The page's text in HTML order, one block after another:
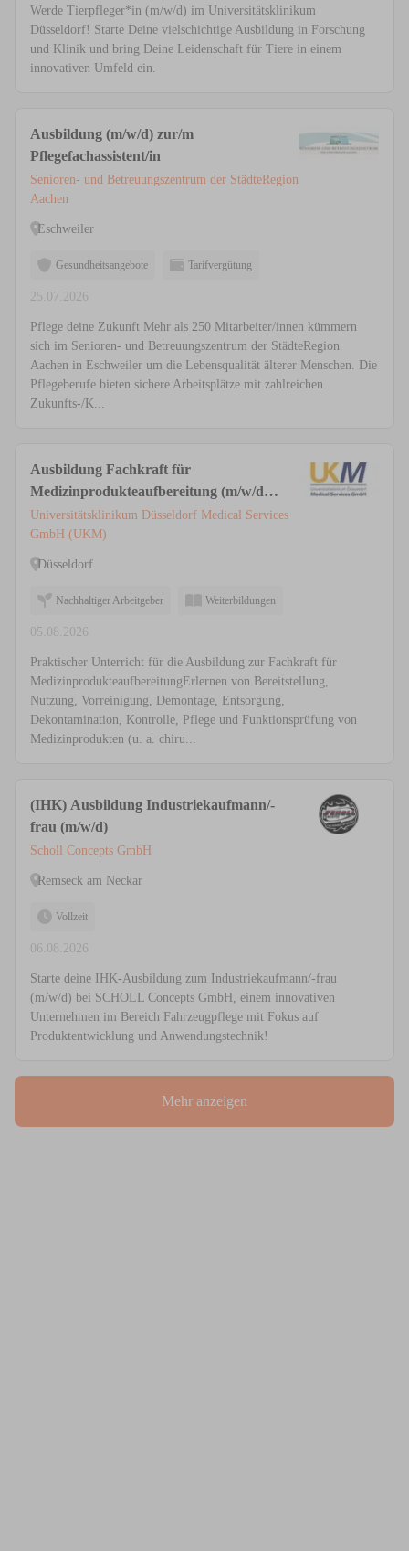
Werde Tierpfleger*in (m/w/d) im Universitätsklinikum
Düsseldorf! Starte Deine vielschichtige Ausbildung in Forschung
und Klinik und bring Deine Leidenschaft für Tiere in einem
innovativen Umfeld ein.
Ausbildung (m/w/d) zur/m
Pflegefachassistent/in
Senioren- und Betreuungszentrum der StädteRegion
Aachen
Eschweiler
Gesundheitsangebote Tarifvergütung
25.07.2026
Pflege deine Zukunft Mehr als 250 Mitarbeiter/innen kümmern
sich im Senioren- und Betreuungszentrum der StädteRegion
Aachen in Eschweiler um die Lebensqualität älterer Menschen. Die
Pflegeberufe bieten sichere Arbeitsplätze mit zahlreichen
Zukunfts-/K...
Ausbildung Fachkraft für
Medizinprodukteaufbereitung (m/w/d)
in der AEMP / ZSVA
Universitätsklinikum Düsseldorf Medical Services
GmbH (UKM)
Düsseldorf
Nachhaltiger Arbeitgeber Weiterbildungen
05.08.2026
Praktischer Unterricht für die Ausbildung zur Fachkraft für
MedizinprodukteaufbereitungErlernen von Bereitstellung,
Nutzung, Vorreinigung, Demontage, Entsorgung,
Dekontamination, Kontrolle, Pflege und Funktionsprüfung von
Medizinprodukten (u. a. chiru...
(IHK) Ausbildung Industriekaufmann/-
frau (m/w/d)
Scholl Concepts GmbH
Remseck am Neckar
Vollzeit
06.08.2026
Starte deine IHK-Ausbildung zum Industriekaufmann/-frau
(m/w/d) bei SCHOLL Concepts GmbH, einem innovativen
Unternehmen im Bereich Fahrzeugpflege mit Fokus auf
Produktentwicklung und Anwendungstechnik!
Mehr anzeigen